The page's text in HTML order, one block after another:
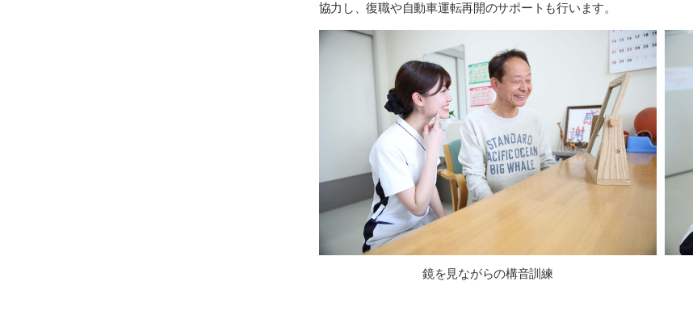
協力し、復職や自動車運転再開のサポートも行います。
鏡を見ながらの構音訓練